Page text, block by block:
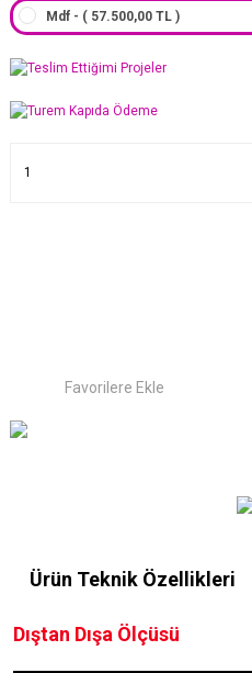
Mdf - ( 57.500,00 TL )
Ürün Teknik Özellikleri
Dıştan Dışa Ölçüsü